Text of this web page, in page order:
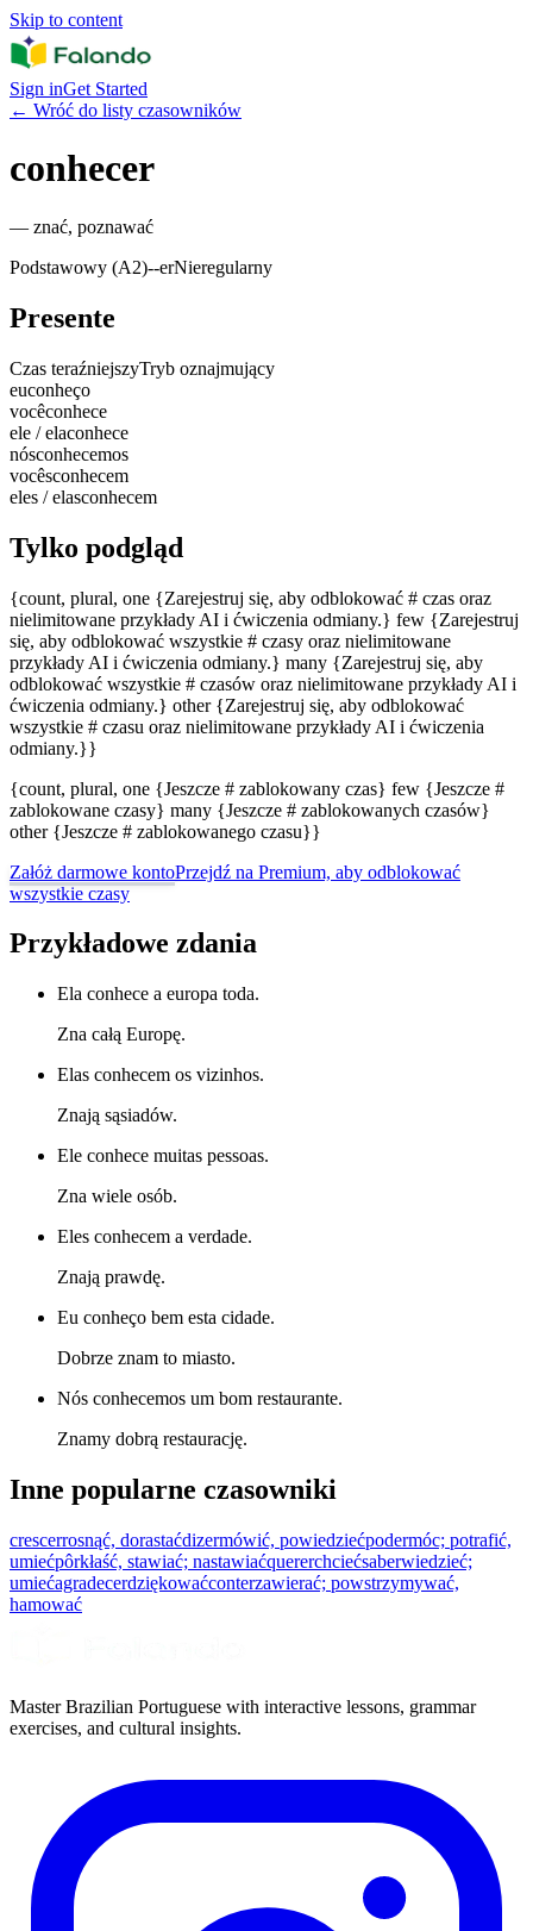
Skip to content
Sign inGet Started
← Wróć do listy czasowników
conhecer
— znać, poznawać
Podstawowy (A2)--erNieregularny
Presente
Czas teraźniejszyTryb oznajmujący
euconheço
vocêconhece
ele / elaconhece
nósconhecemos
vocêsconhecem
eles / elasconhecem
Tylko podgląd
{count, plural, one {Zarejestruj się, aby odblokować # czas oraz
nielimitowane przykłady AI i ćwiczenia odmiany.} few {Zarejestruj
się, aby odblokować wszystkie # czasy oraz nielimitowane
przykłady AI i ćwiczenia odmiany.} many {Zarejestruj się, aby
odblokować wszystkie # czasów oraz nielimitowane przykłady AI i
ćwiczenia odmiany.} other {Zarejestruj się, aby odblokować
wszystkie # czasu oraz nielimitowane przykłady AI i ćwiczenia
odmiany.}}
{count, plural, one {Jeszcze # zablokowany czas} few {Jeszcze #
zablokowane czasy} many {Jeszcze # zablokowanych czasów}
other {Jeszcze # zablokowanego czasu}}
Załóż darmowe kontoPrzejdź na Premium, aby odblokować
wszystkie czasy
Przykładowe zdania
Ela conhece a europa toda.
Zna całą Europę.
Elas conhecem os vizinhos.
Znają sąsiadów.
Ele conhece muitas pessoas.
Zna wiele osób.
Eles conhecem a verdade.
Znają prawdę.
Eu conheço bem esta cidade.
Dobrze znam to miasto.
Nós conhecemos um bom restaurante.
Znamy dobrą restaurację.
Inne popularne czasowniki
crescerrosnąć, dorastaćdizermówić, powiedziećpodermóc; potrafić,
umiećpôrkłaść, stawiać; nastawiaćquererchciećsaberwiedzieć;
umiećagradecerdziękowaćconterzawierać; powstrzymywać,
hamować
Master Brazilian Portuguese with interactive lessons, grammar
exercises, and cultural insights.